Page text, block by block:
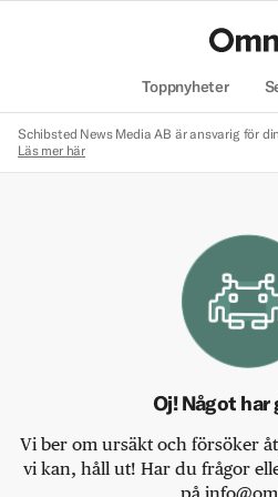
Toppnyheter
Schibsted News Media AB är ansvarig för
Läs mer här
Oj! Något
Vi ber om ursäkt och försöker
vi kan, håll ut! Har du frågor